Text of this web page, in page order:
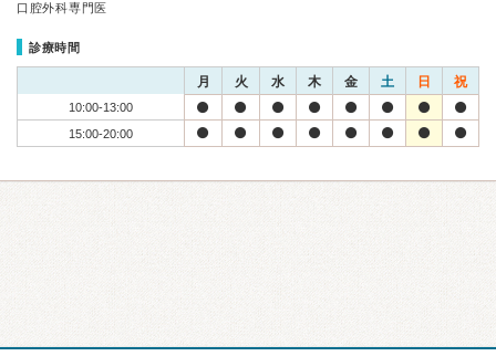
口腔外科専門医
診療時間
月 火 水 木 金 土 日 祝
10:00-13:00
15:00-20:00